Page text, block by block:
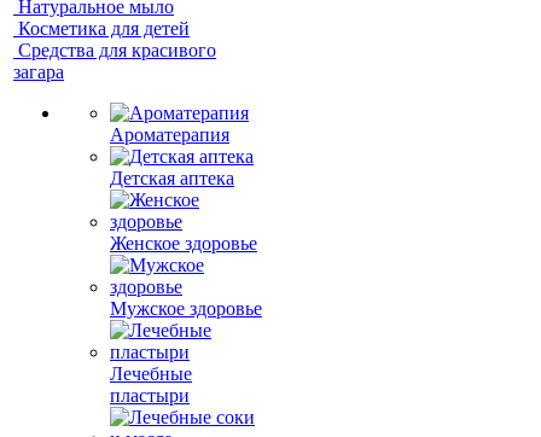
Натуральное мыло
Косметика для детей
Средства для красивого
загара
Ароматерапия
Детская аптека
Женское здоровье
Мужское здоровье
Лечебные
пластыри